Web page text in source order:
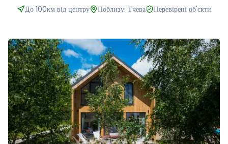
До 100км від центру Поблизу: Тчева Перевірені об'єкти